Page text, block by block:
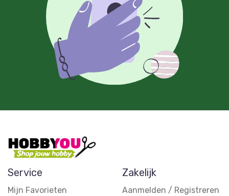
Service
Mijn Favorieten
Zakelijk
Aanmelden / Registreren